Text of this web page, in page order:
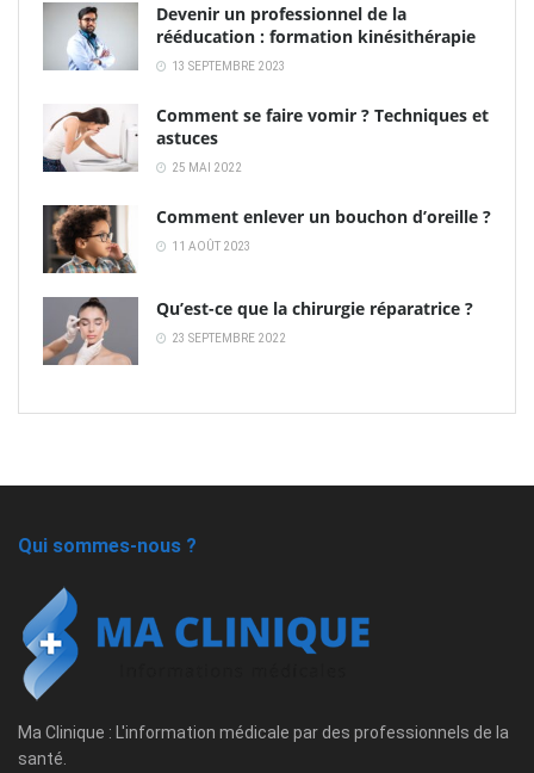
Devenir un professionnel de la
rééducation : formation kinésithérapie
13 SEPTEMBRE 2023
Comment se faire vomir ? Techniques et
astuces
25 MAI 2022
Comment enlever un bouchon d’oreille ?
11 AOÛT 2023
Qu’est-ce que la chirurgie réparatrice ?
23 SEPTEMBRE 2022
Qui sommes-nous ?
Ma Clinique : L'information médicale par des professionnels de la
santé.